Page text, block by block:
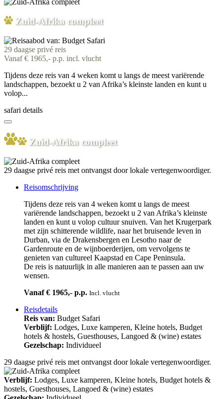
Zuid-Afrika compleet
29 daagse privé reis
Vanaf € 1965,- p.p. incl. vlucht
Tijdens deze reis van 4 weken komt u langs de meest variërende
landschappen, bezoekt u 2 van Afrika’s kleinste landen en kunt u
volop...
safari details
Zuid-Afrika compleet
29 daagse privé reis met ontvangst door lokale vertegenwoordiger.
Reisomschrijving
Tijdens deze reis van 4 weken komt u langs de meest
variërende landschappen, bezoekt u 2 van Afrika’s kleinste
landen en kunt u volop cultuur snuiven. Van het Krugerpark
met zijn schitterende wildlife, naar het bruisende leven in
Durban, via de Drakensbergen en Lesotho naar de
Gardenroute en de wijnboerderijen, om vervolgens te
genieten van cultureel Kaapstad en Cape Peninsula.
De reis is natuurlijk in alle manieren aan te passen aan uw
wensen.
Vanaf € 1965,- p.p. Incl. vlucht
Reisdetails
Reis van: Budget Safari
Verblijf: Lodges, Luxe kamperen, Kleine hotels, Budget
hotels & hostels, Guesthouses, Langoed & (wine) estates
Gezelschap: Individueel
29 daagse privé reis met ontvangst door lokale vertegenwoordiger.
Verblijf: Lodges, Luxe kamperen, Kleine hotels, Budget hotels &
hostels, Guesthouses, Langoed & (wine) estates